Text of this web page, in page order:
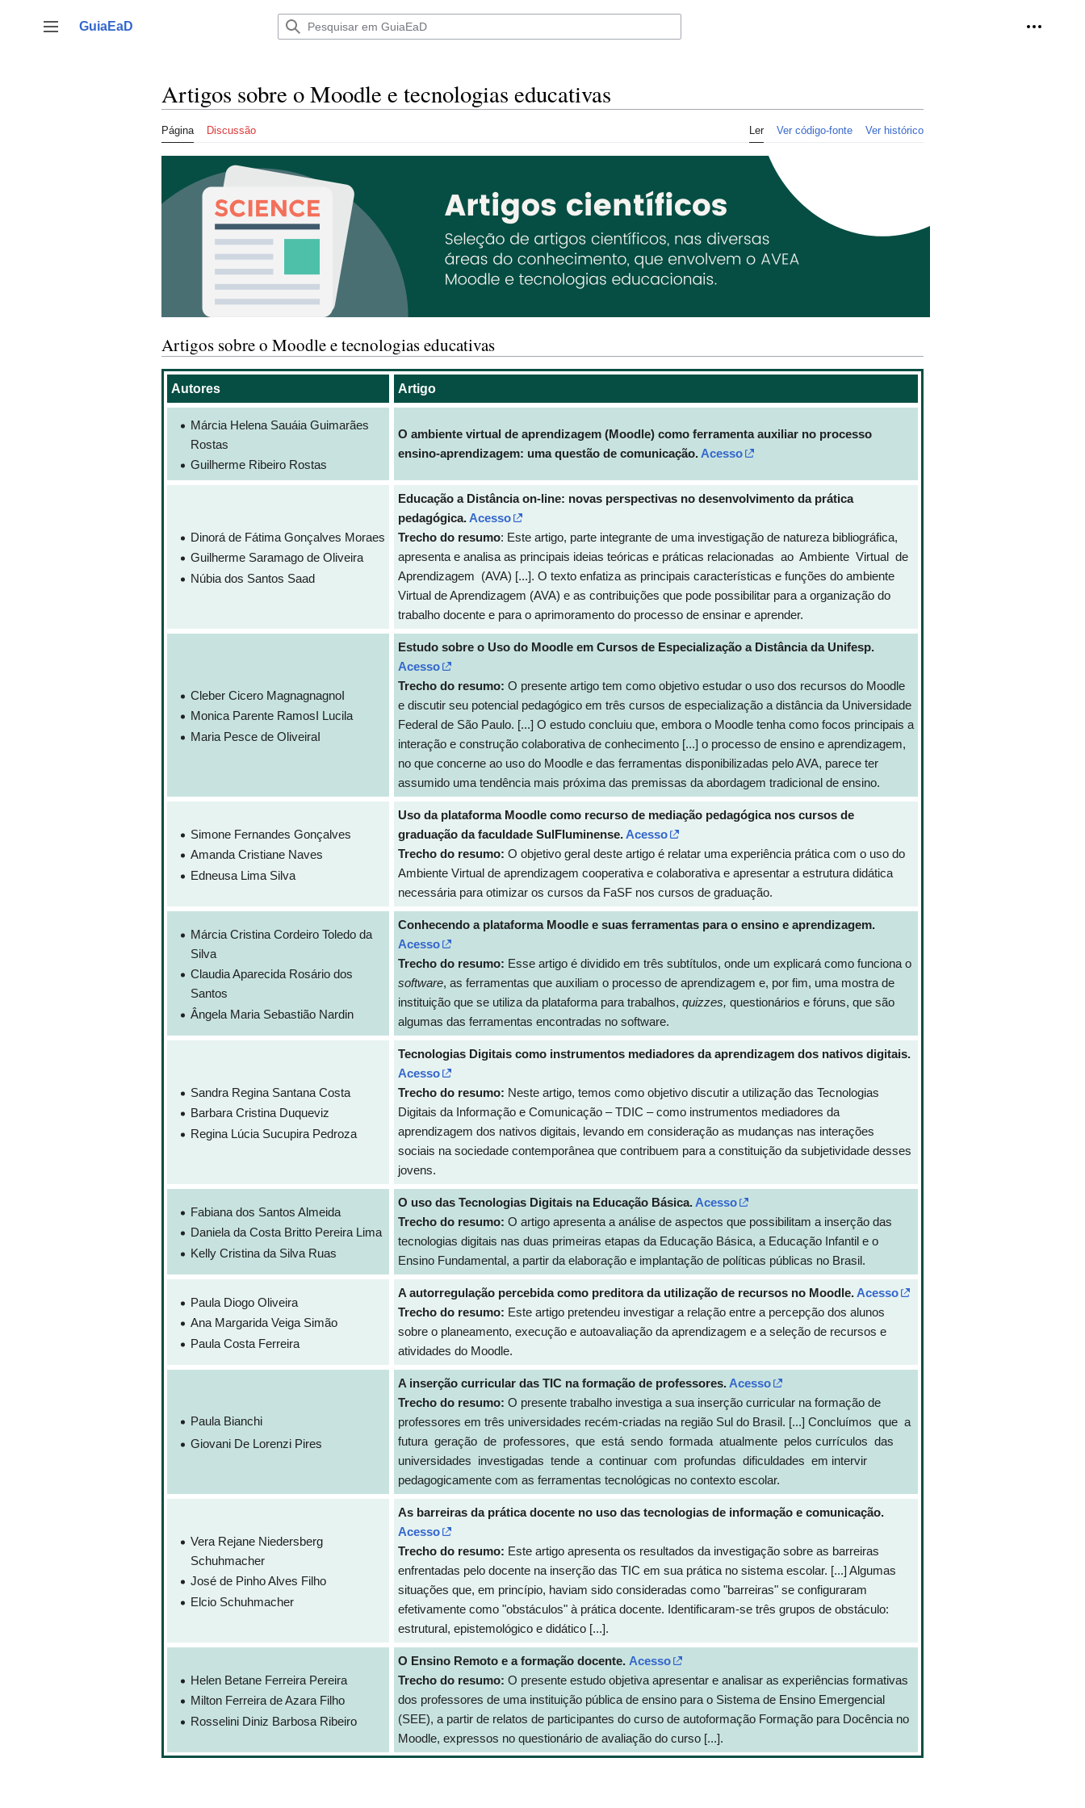
para
Alternar barra lateral
GuiaEaD
Artigos sobre o Moodle e tecnologias educativas
Página Discussão Ler Ver código-fonte Ver histórico
Artigos sobre o Moodle e tecnologias educativas
Autores Artigo
Márcia Helena Sauáia Guimarães
Rostas
Guilherme Ribeiro Rostas
O ambiente virtual de aprendizagem (Moodle) como ferramenta auxiliar no processo
ensino-aprendizagem: uma questão de comunicação. Acesso
Dinorá de Fátima Gonçalves Moraes
Guilherme Saramago de Oliveira
Núbia dos Santos Saad
Educação a Distância on-line: novas perspectivas no desenvolvimento da prática
pedagógica. Acesso
Trecho do resumo: Este artigo, parte integrante de uma investigação de natureza bibliográfica,
apresenta e analisa as principais ideias teóricas e práticas relacionadas ao Ambiente Virtual de
Aprendizagem (AVA) [...]. O texto enfatiza as principais características e funções do ambiente
Virtual de Aprendizagem (AVA) e as contribuições que pode possibilitar para a organização do
trabalho docente e para o aprimoramento do processo de ensinar e aprender.
Cleber Cicero MagnagnagnoI
Monica Parente RamosI Lucila
Maria Pesce de OliveiraI
Estudo sobre o Uso do Moodle em Cursos de Especialização a Distância da Unifesp.
Acesso
Trecho do resumo: O presente artigo tem como objetivo estudar o uso dos recursos do Moodle
e discutir seu potencial pedagógico em três cursos de especialização a distância da Universidade
Federal de São Paulo. [...] O estudo concluiu que, embora o Moodle tenha como focos principais a
interação e construção colaborativa de conhecimento [...] o processo de ensino e aprendizagem,
no que concerne ao uso do Moodle e das ferramentas disponibilizadas pelo AVA, parece ter
assumido uma tendência mais próxima das premissas da abordagem tradicional de ensino.
Simone Fernandes Gonçalves
Amanda Cristiane Naves
Edneusa Lima Silva
Uso da plataforma Moodle como recurso de mediação pedagógica nos cursos de
graduação da faculdade SulFluminense. Acesso
Trecho do resumo: O objetivo geral deste artigo é relatar uma experiência prática com o uso do
Ambiente Virtual de aprendizagem cooperativa e colaborativa e apresentar a estrutura didática
necessária para otimizar os cursos da FaSF nos cursos de graduação.
Márcia Cristina Cordeiro Toledo da
Silva
Claudia Aparecida Rosário dos
Santos
Ângela Maria Sebastião Nardin
Conhecendo a plataforma Moodle e suas ferramentas para o ensino e aprendizagem.
Acesso
Trecho do resumo: Esse artigo é dividido em três subtítulos, onde um explicará como funciona o
software, as ferramentas que auxiliam o processo de aprendizagem e, por fim, uma mostra de
instituição que se utiliza da plataforma para trabalhos, quizzes, questionários e fóruns, que são
algumas das ferramentas encontradas no software.
Sandra Regina Santana Costa
Barbara Cristina Duqueviz
Regina Lúcia Sucupira Pedroza
Tecnologias Digitais como instrumentos mediadores da aprendizagem dos nativos digitais.
Acesso
Trecho do resumo: Neste artigo, temos como objetivo discutir a utilização das Tecnologias
Digitais da Informação e Comunicação – TDIC – como instrumentos mediadores da
aprendizagem dos nativos digitais, levando em consideração as mudanças nas interações
sociais na sociedade contemporânea que contribuem para a constituição da subjetividade desses
jovens.
Fabiana dos Santos Almeida
Daniela da Costa Britto Pereira Lima
Kelly Cristina da Silva Ruas
O uso das Tecnologias Digitais na Educação Básica. Acesso
Trecho do resumo: O artigo apresenta a análise de aspectos que possibilitam a inserção das
tecnologias digitais nas duas primeiras etapas da Educação Básica, a Educação Infantil e o
Ensino Fundamental, a partir da elaboração e implantação de políticas públicas no Brasil.
Paula Diogo Oliveira
Ana Margarida Veiga Simão
Paula Costa Ferreira
A autorregulação percebida como preditora da utilização de recursos no Moodle. Acesso
Trecho do resumo: Este artigo pretendeu investigar a relação entre a percepção dos alunos
sobre o planeamento, execução e autoavaliação da aprendizagem e a seleção de recursos e
atividades do Moodle.
Paula Bianchi
Giovani De Lorenzi Pires
A inserção curricular das TIC na formação de professores. Acesso
Trecho do resumo: O presente trabalho investiga a sua inserção curricular na formação de
professores em três universidades recém-criadas na região Sul do Brasil. [...] Concluímos que a
futura geração de professores, que está sendo formada atualmente pelos currículos das
universidades investigadas tende a continuar com profundas dificuldades em intervir
pedagogicamente com as ferramentas tecnológicas no contexto escolar.
Vera Rejane Niedersberg
Schuhmacher
José de Pinho Alves Filho
Elcio Schuhmacher
As barreiras da prática docente no uso das tecnologias de informação e comunicação.
Acesso
Trecho do resumo: Este artigo apresenta os resultados da investigação sobre as barreiras
enfrentadas pelo docente na inserção das TIC em sua prática no sistema escolar. [...] Algumas
situações que, em princípio, haviam sido consideradas como "barreiras" se configuraram
efetivamente como "obstáculos" à prática docente. Identificaram-se três grupos de obstáculo:
estrutural, epistemológico e didático [...].
Helen Betane Ferreira Pereira
Milton Ferreira de Azara Filho
Rosselini Diniz Barbosa Ribeiro
O Ensino Remoto e a formação docente. Acesso
Trecho do resumo: O presente estudo objetiva apresentar e analisar as experiências formativas
dos professores de uma instituição pública de ensino para o Sistema de Ensino Emergencial
(SEE), a partir de relatos de participantes do curso de autoformação Formação para Docência no
Moodle, expressos no questionário de avaliação do curso [...].